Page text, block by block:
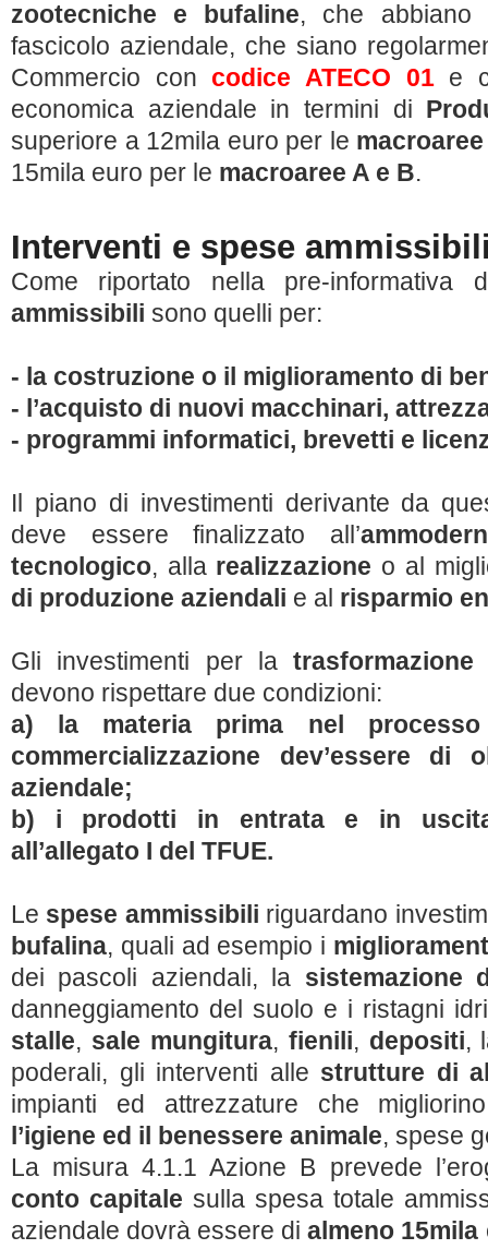
zootecniche e bufaline, che abbiano
fascicolo aziendale, che siano
Commercio con codice ATECO 01e
economica aziendale in termini di
superiore a 12mila euro per le
15mila euro per le macroaree A e B.
Interventi e spese
Come riportato nella pre-
ammissibili sono quelli per:
- la costruzione o il miglioramento di
- l’acquisto di nuovi macchinari,
- programmi informatici, brevetti e
Il piano di investimenti derivante da
deve essere finalizzato all’
tecnologico, alla realizzazione o al
di produzione aziendali e al risparmio
Gli investimenti per latrasformazione
devono rispettare due condizioni:
a) la materia prima nel
commercializzazione dev’essere
aziendale;
b) i prodotti in entrata e in uscita
all’allegato I del TFUE.
Le spese ammissibili riguardano
bufalina, quali ad esempio i
dei pascoli aziendali, la sistemazione
danneggiamento del suolo e i ristagni
stalle, sale mungitura, fienili, depositi,
poderali, gli interventi alle strutture di
impianti ed attrezzature che
l’igiene ed il benessere animale, spese
La misura 4.1.1 Azione B prevede
conto capitale sulla spesa totale
aziendale dovrà essere dialmeno 15mila